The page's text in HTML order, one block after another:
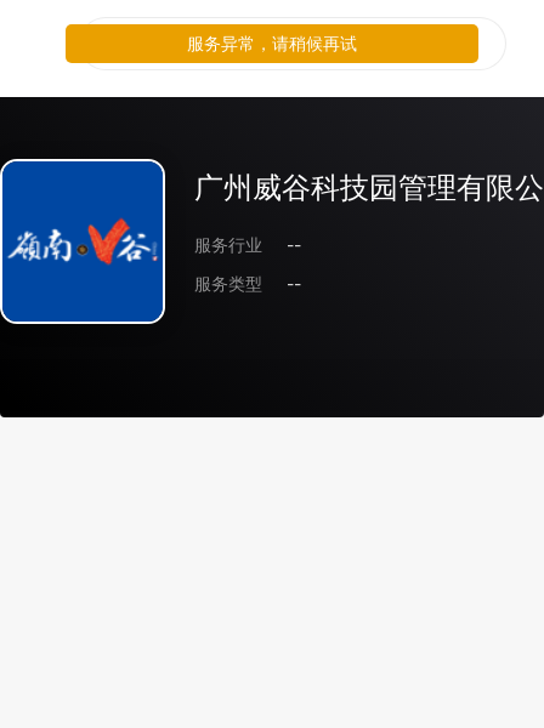
广州威谷科技园管理有限
服务行业
--
服务类型
--
服务异常，请稍候再试